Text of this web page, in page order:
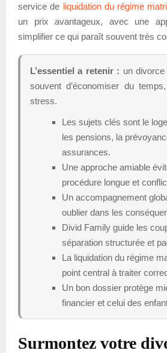
service de liquidation du régime
un prix avantageux, avec une
simplifier ce qui paraît souvent très
L’essentiel a retenir : un divorce
souvent d’économiser du
stress.
Les sujets clés sont le
les pensions, la
assurances.
Une approche amiable
procédure longue et
Un accompagnement
oublier dans les
Divid Family guide les
séparation structurée et
La liquidation du régime
point central à traiter
Un bon dossier protège
financier et celui des
Surmontez votre